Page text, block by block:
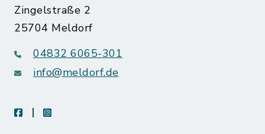
Zingelstraße 2
25704 Meldorf
04832 6065-301
info@meldorf.de
facebookinstagram